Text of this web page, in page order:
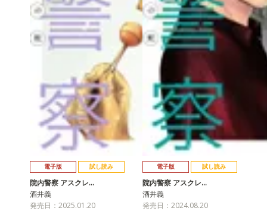
電子版 試し読み
院内警察 アスクレ…
酒井義
発売日：2025.01.20
電子版 試し読み
院内警察 アスクレ…
酒井義
発売日：2024.08.20